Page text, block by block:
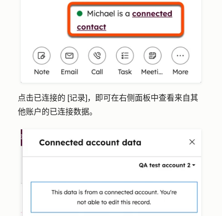
点击已连接的 [记录] ，即可在右侧面板中查看来自其
他账户的已连接数据。